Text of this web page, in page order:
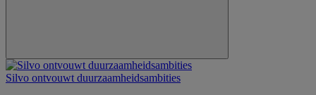
Silvo ontvouwt duurzaamheidsambities